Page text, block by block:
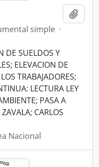
simple ·
DE SUELDOS Y
ELEVACION DE
TRABAJADORES;
LECTURA LEY
PASA A
CARLOS
Nacional